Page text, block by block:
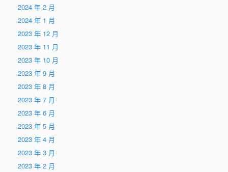
2024 年 2 月
2024 年 1 月
2023 年 12 月
2023 年 11 月
2023 年 10 月
2023 年 9 月
2023 年 8 月
2023 年 7 月
2023 年 6 月
2023 年 5 月
2023 年 4 月
2023 年 3 月
2023 年 2 月